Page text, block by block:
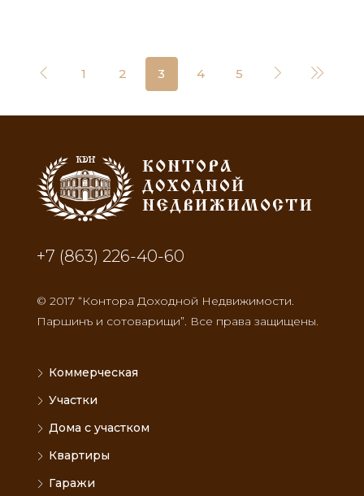
1 2 3 4 5
+7 (863) 226-40-60
© 2017 “Контора Доходной Недвижимости.
Паршинъ и сотоварищи”. Все права защищены.
Коммерческая
Участки
Дома с участком
Квартиры
Гаражи